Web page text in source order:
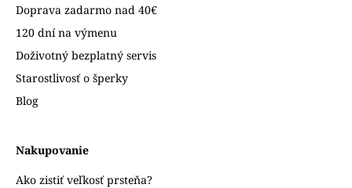
Doprava zadarmo nad 40€
120 dní na výmenu
Doživotný bezplatný servis
Starostlivosť o šperky
Blog
Nakupovanie
Ako zistiť veľkosť prsteňa?